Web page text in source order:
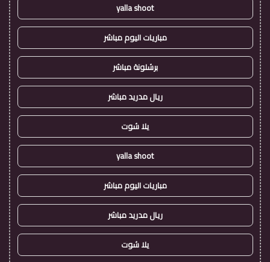
yalla shoot
مباريات اليوم مباشر
برشلونة مباشر
ريال مدريد مباشر
يلا شوت
yalla shoot
مباريات اليوم مباشر
ريال مدريد مباشر
يلا شوت